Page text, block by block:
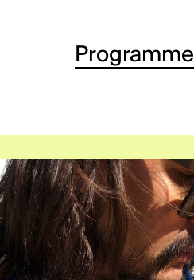
Programme